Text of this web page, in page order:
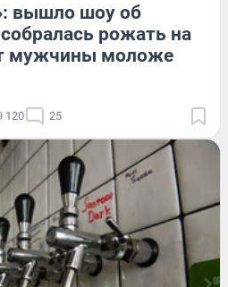
вышло шоу об
рожать на
мужчины моложе
120 25